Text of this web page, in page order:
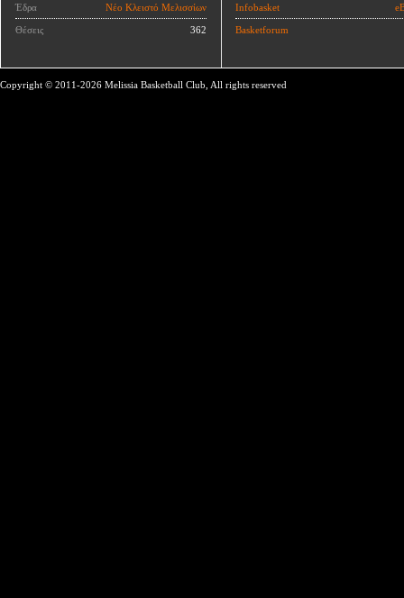
Έδρα Νέο Κλειστό Μελισσίων
Θέσεις 362
Infobasket
Basketforum
Copyright © 2011-2026 Melissia Basketball Club, All rights reserved